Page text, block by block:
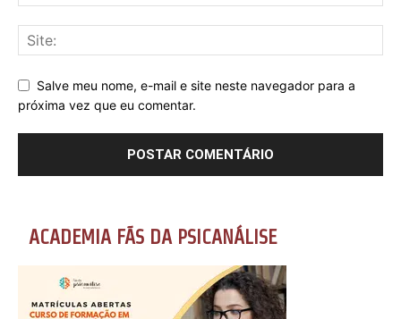
Salve meu nome, e-mail e site neste navegador para a
próxima vez que eu comentar.
ACADEMIA FÃS DA PSICANÁLISE